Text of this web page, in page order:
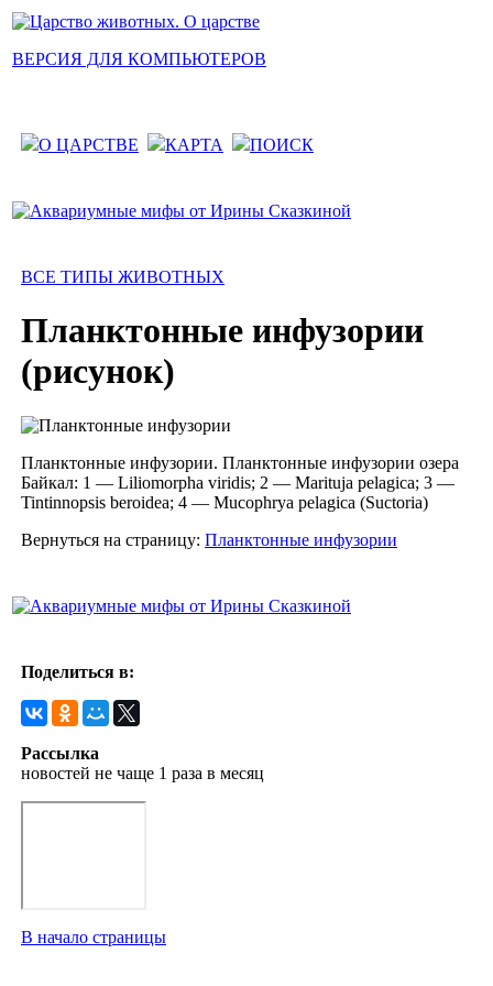
ВЕРСИЯ ДЛЯ КОМПЬЮТЕРОВ
О ЦАРСТВЕ КАРТА ПОИСК
ВСЕ ТИПЫ ЖИВОТНЫХ
Планктонные инфузории
(рисунок)
Планктонные инфузории. Планктонные инфузории озера
Байкал: 1 — Liliomorpha viridis; 2 — Marituja pelagica; 3 —
Tintinnopsis beroidea; 4 — Mucophrya pelagica (Suctoria)
Вернуться на страницу: Планктонные инфузории
Поделиться в:
Рассылка
новостей не чаще 1 раза в месяц
В начало страницы